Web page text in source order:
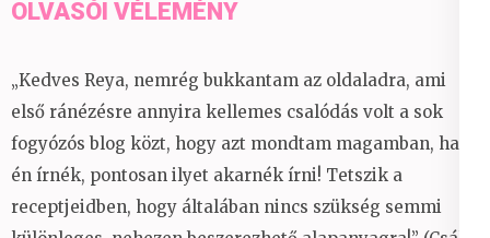
OLVASÓI VÉLEMÉNY
„Kedves Reya, nemrég bukkantam az oldaladra, ami
első ránézésre annyira kellemes csalódás volt a sok
fogyózós blog közt, hogy azt mondtam magamban, ha
én írnék, pontosan ilyet akarnék írni! Tetszik a
receptjeidben, hogy általában nincs szükség semmi